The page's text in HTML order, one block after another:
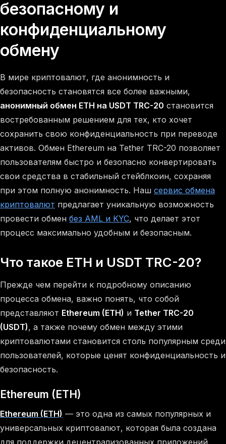
безопасному и
конфиденциальному
обмену
В мире криптовалют, где анонимность и
безопасность становятся все более важными,
анонимный обмен ETH на USDT TRC-20 становится
востребованным решением для тех, кто хочет
сохранить свою конфиденциальность при переводе
активов. Обмен Ethereum на Tether TRC-20 позволяет
пользователям быстро и безопасно конвертировать
свои средства в стабильный стейблкоин, сохраняя
при этом полную анонимность. Наш сервис обмена
криптовалют предлагает уникальную возможность
провести обмен без AML и KYC, что делает этот
процесс максимально удобным и безопасным.
Что такое ETH и USDT TRC-20?
Прежде чем перейти к подробному описанию
процесса обмена, важно понять, что собой
представляют Ethereum (ETH) и Tether TRC-20
(USDT), а также почему обмен между этими
криптовалютами становится столь популярным среди
пользователей, которые ценят конфиденциальность и
безопасность.
Ethereum (ETH)
Ethereum (ETH) — это одна из самых популярных и
универсальных криптовалют, которая была создана